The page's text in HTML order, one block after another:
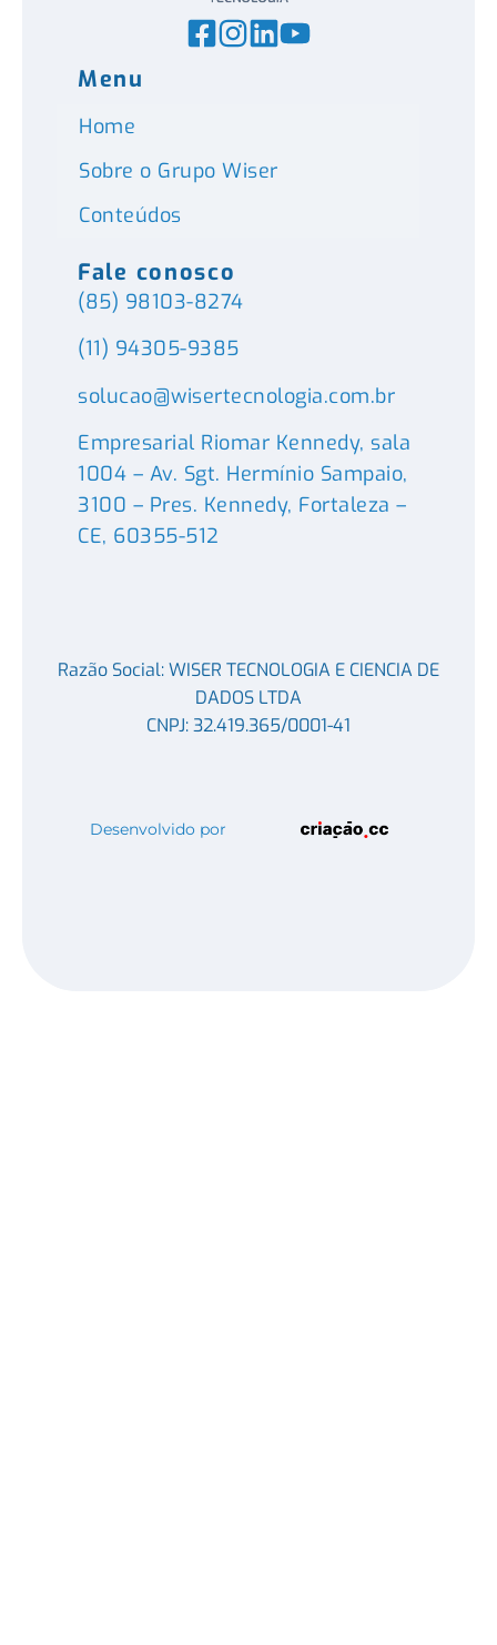
Menu
Home
Sobre o Grupo Wiser
Conteúdos
Fale conosco
(85) 98103-8274
(11) 94305-9385
solucao@wisertecnologia.com.br
Empresarial Riomar Kennedy, sala
1004 – Av. Sgt. Hermínio Sampaio,
3100 – Pres. Kennedy, Fortaleza –
CE, 60355-512
Razão Social: WISER TECNOLOGIA E CIENCIA DE
DADOS LTDA
CNPJ: 32.419.365/0001-41
Desenvolvido por